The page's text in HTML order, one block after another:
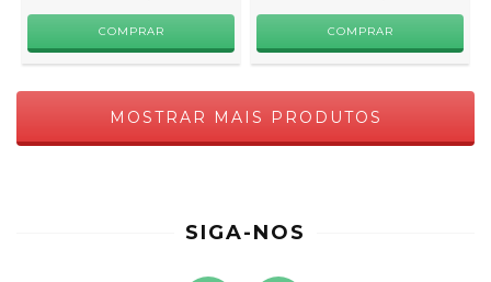
MOSTRAR MAIS PRODUTOS
SIGA-NOS